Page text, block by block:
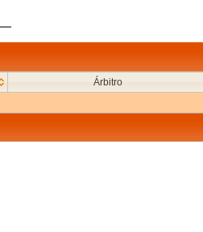
Árbitro